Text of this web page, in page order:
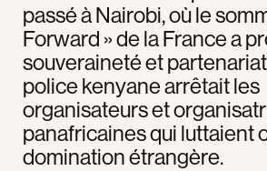
passé à Nairobi, où le
Forward » de la France a
souveraineté et
police kenyane arrêtait les
organisateurs et
panafricaines qui luttaient
domination étrangère.